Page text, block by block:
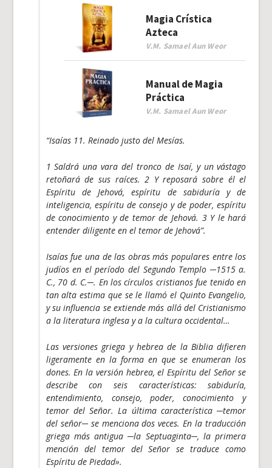
Magia Crística
Azteca
V.M. Samael Aun Weor
Manual de Magia
Práctica
V.M. Samael Aun Weor
“Isaías 11. Reinado justo del Mesías.
1 Saldrá una vara del tronco de Isaí, y un vástago
retoñará de sus raíces. 2 Y reposará sobre él el
Espíritu de Jehová, espíritu de sabiduría y de
inteligencia, espíritu de consejo y de poder, espíritu
de conocimiento y de temor de Jehová. 3 Y le hará
entender diligente en el temor de Jehová”.
Isaías fue una de las obras más populares entre los
judíos en el período del Segundo Templo ─1515 a.
C., 70 d. C.─. En los círculos cristianos fue tenido en
tan alta estima que se le llamó el Quinto Evangelio,
y su influencia se extiende más allá del Cristianismo
a la literatura inglesa y a la cultura occidental…
Las versiones griega y hebrea de la Biblia difieren
ligeramente en la forma en que se enumeran los
dones. En la versión hebrea, el Espíritu del Señor se
describe con seis características: sabiduría,
entendimiento, consejo, poder, conocimiento y
temor del Señor. La última característica ─temor
del señor─ se menciona dos veces. En la traducción
griega más antigua ─la Septuaginta─, la primera
mención del temor del Señor se traduce como
Espíritu de Piedad».